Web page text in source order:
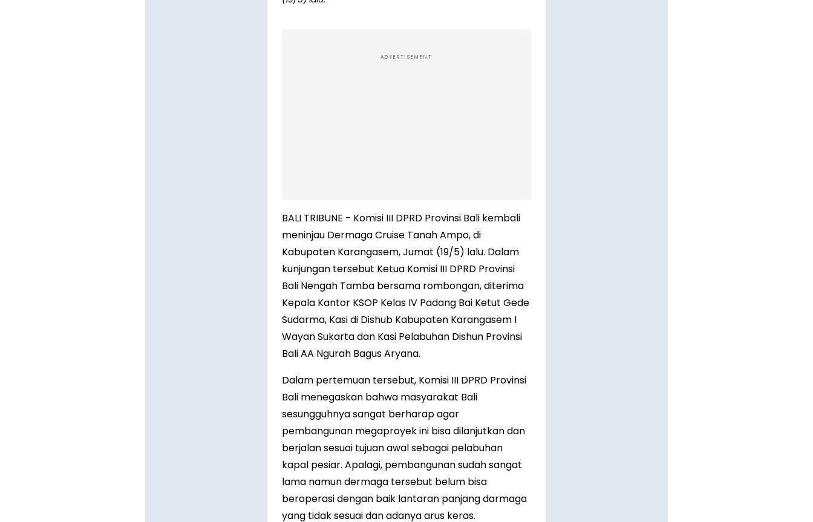
ADVERTISEMENT
BALI TRIBUNE - Komisi III DPRD Provinsi Bali kembali
meninjau Dermaga Cruise Tanah Ampo, di
Kabupaten Karangasem, Jumat (19/5) lalu. Dalam
kunjungan tersebut Ketua Komisi III DPRD Provinsi
Bali Nengah Tamba bersama rombongan, diterima
Kepala Kantor KSOP Kelas IV Padang Bai Ketut Gede
Sudarma, Kasi di Dishub Kabupaten Karangasem I
Wayan Sukarta dan Kasi Pelabuhan Dishun Provinsi
Bali AA Ngurah Bagus Aryana.
Dalam pertemuan tersebut, Komisi III DPRD Provinsi
Bali menegaskan bahwa masyarakat Bali
sesungguhnya sangat berharap agar
pembangunan megaproyek ini bisa dilanjutkan dan
berjalan sesuai tujuan awal sebagai pelabuhan
kapal pesiar. Apalagi, pembangunan sudah sangat
lama namun dermaga tersebut belum bisa
beroperasi dengan baik lantaran panjang darmaga
yang tidak sesuai dan adanya arus keras.